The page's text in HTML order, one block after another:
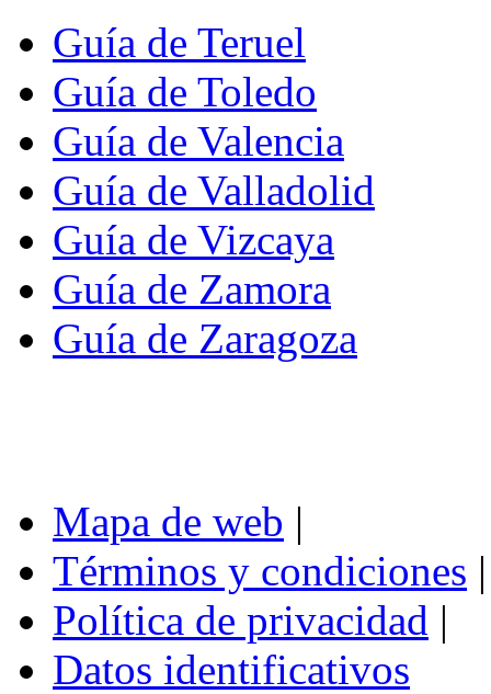
Guía de Teruel
Guía de Toledo
Guía de Valencia
Guía de Valladolid
Guía de Vizcaya
Guía de Zamora
Guía de Zaragoza
Mapa de web |
Términos y condiciones |
Política de privacidad |
Datos identificativos